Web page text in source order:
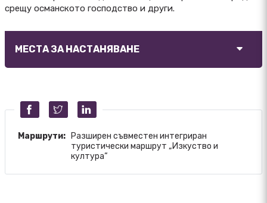
срещу османското господство и други.
МЕСТА ЗА НАСТАНЯВАНЕ
Маршрути:
Разширен съвместен интегриран
туристически маршрут „Изкуство и
култура“